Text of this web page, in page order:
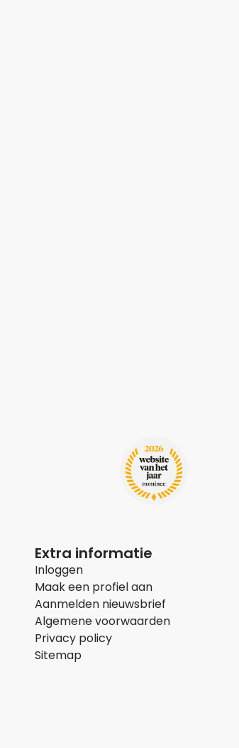
Extra informatie
Inloggen
Maak een profiel aan
Aanmelden nieuwsbrief
Algemene voorwaarden
Privacy policy
Sitemap